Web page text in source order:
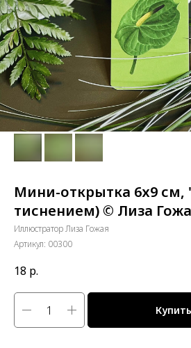
Мини-открытка 6х9 см,
тиснением) © Лиза
Иллюстратор Лиза Гожая
Артикул: 00300
18 р.
Купить